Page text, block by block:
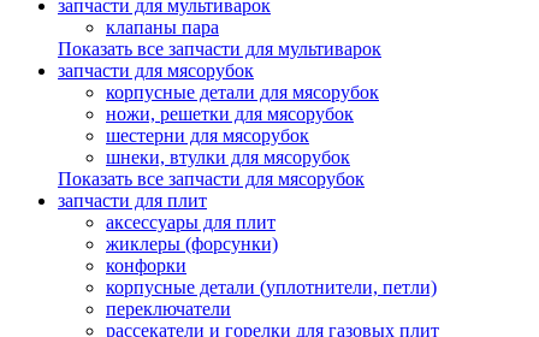
запчасти для мультиварок
клапаны пара
Показать все запчасти для мультиварок
запчасти для мясорубок
корпусные детали для мясорубок
ножи, решетки для мясорубок
шестерни для мясорубок
шнеки, втулки для мясорубок
Показать все запчасти для мясорубок
запчасти для плит
аксессуары для плит
жиклеры (форсунки)
конфорки
корпусные детали (уплотнители, петли)
переключатели
рассекатели и горелки для газовых плит